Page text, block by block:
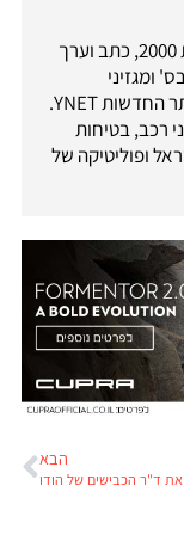
עיתונאי רכב מאז שנת 2000, כתב וערך
ומגזיני
'מוטו-מדיה'. כתב באתר החדשות YNET.
רכב, בטיחות
ופוליטיקה של
הבא
את ד"ר הכבישים של הודו